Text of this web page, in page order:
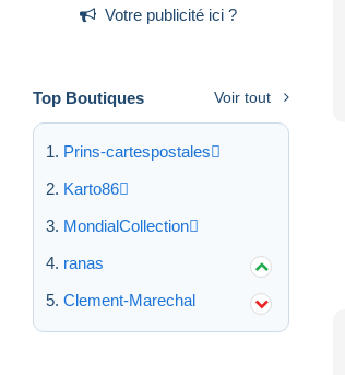
Votre publicité ici ?
Top Boutiques Voir tout
Prins-cartespostales
Karto86
MondialCollection
ranas
Clement-Marechal